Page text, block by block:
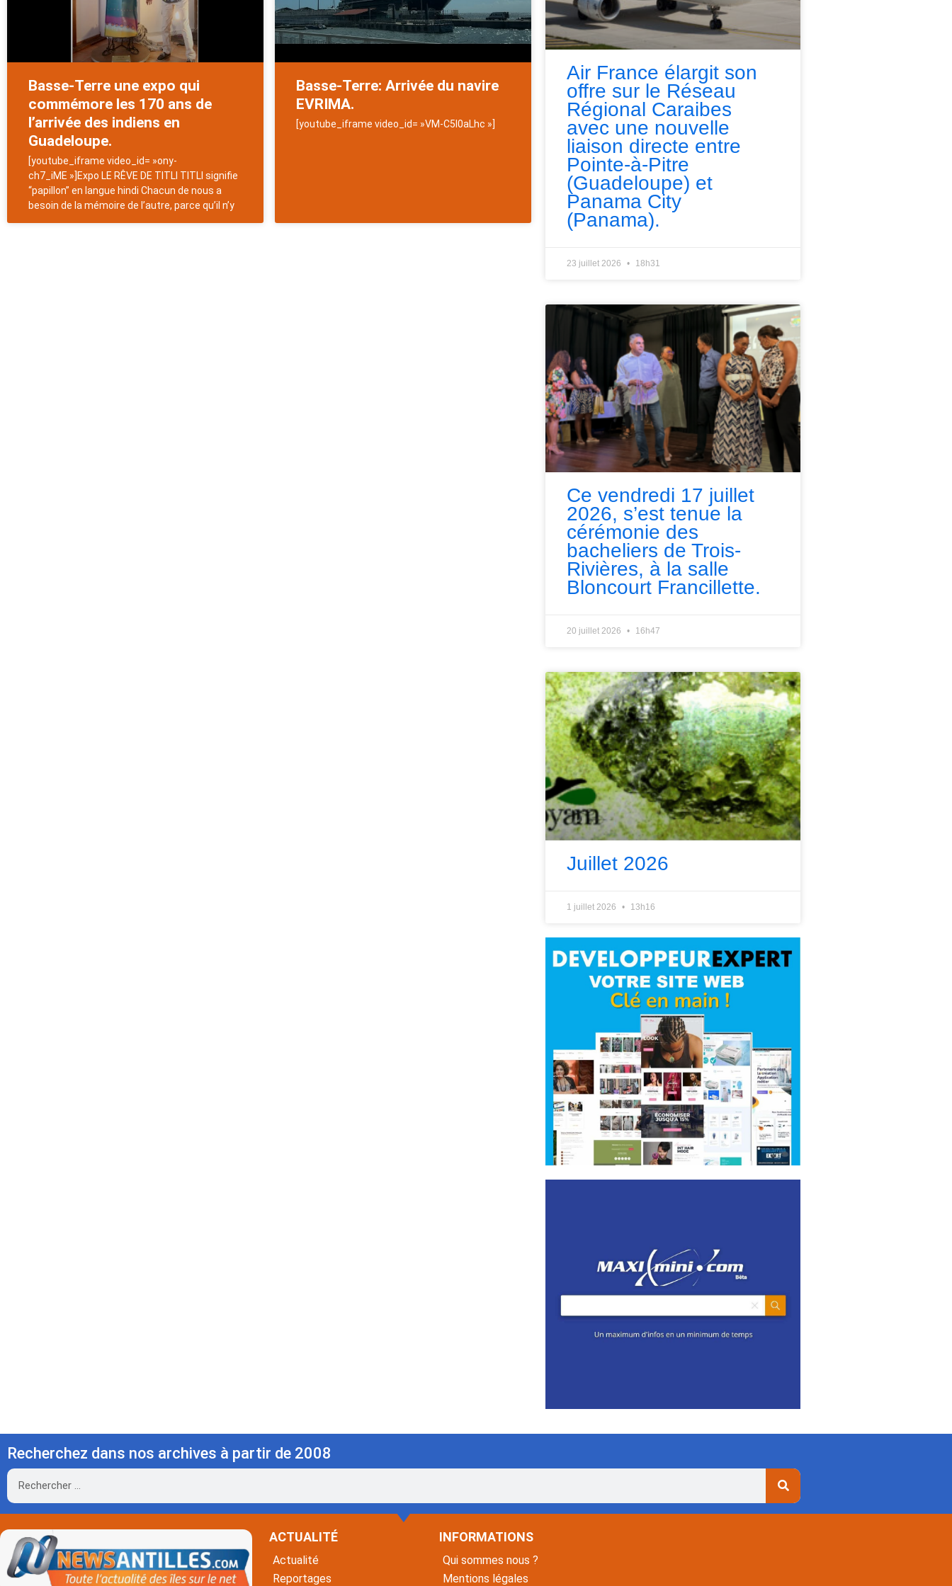
Basse-Terre une expo qui
commémore les 170 ans de
l’arrivée des indiens en
Guadeloupe.
[youtube_iframe video_id= »ony-
ch7_iME »]Expo LE RÊVE DE TITLI TITLI signifie
“papillon” en langue hindi Chacun de nous a
besoin de la mémoire de l’autre, parce qu’il n’y
Basse-Terre: Arrivée du navire
EVRIMA.
[youtube_iframe video_id= »VM-C5l0aLhc »]
Air France élargit son
offre sur le Réseau
Régional Caraibes
avec une nouvelle
liaison directe entre
Pointe-à-Pitre
(Guadeloupe) et
Panama City
(Panama).
23 juillet 2026 18h31
Ce vendredi 17 juillet
2026, s’est tenue la
cérémonie des
bacheliers de Trois-
Rivières, à la salle
Bloncourt Francillette.
20 juillet 2026 16h47
Juillet 2026
1 juillet 2026 13h16
Recherchez dans nos archives à partir de 2008
Rechercher
ACTUALITÉ
Actualité
Reportages
INFORMATIONS
Qui sommes nous ?
Mentions légales